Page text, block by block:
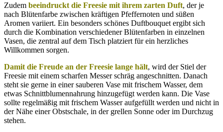
Zudem beeindruckt die Freesie mit ihrem zarten Duft, der je
nach Blütenfarbe zwischen kräftigen Pfeffernoten und süßen
Aromen variiert. Ein besonders schönes Duftbouquet ergibt sich
durch die Kombination verschiedener Blütenfarben in einzelnen
Vasen, die zentral auf dem Tisch platziert für ein herzliches
Willkommen sorgen.
Damit die Freude an der Freesie lange hält, wird der Stiel der
Freesie mit einem scharfen Messer schräg angeschnitten. Danach
steht sie gerne in einer sauberen Vase mit frischem Wasser, dem
etwas Schnittblumennahrung hinzugefügt werden kann. Die Vase
sollte regelmäßig mit frischem Wasser aufgefüllt werden und nicht in
der Nähe einer Obstschale, in der grellen Sonne oder im Durchzug
stehen.